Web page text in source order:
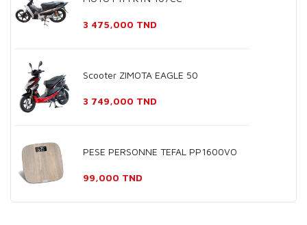
Prix
3 475,000 TND
Scooter ZIMOTA EAGLE 50
Prix
3 749,000 TND
PESE PERSONNE TEFAL PP1600VO
Prix
99,000 TND